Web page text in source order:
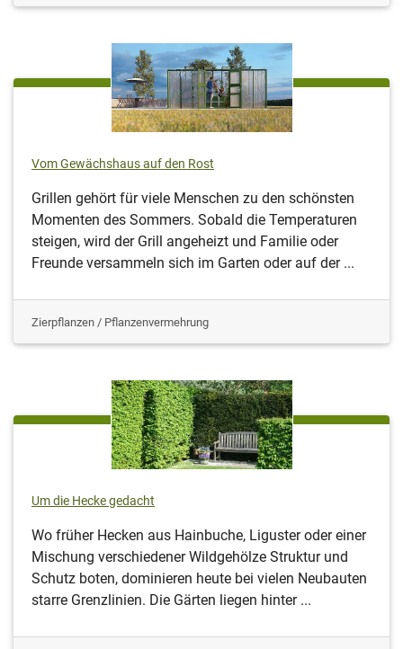
Vom Gewächshaus auf den Rost
Grillen gehört für viele Menschen zu den schönsten
Momenten des Sommers. Sobald die Temperaturen
steigen, wird der Grill angeheizt und Familie oder
Freunde versammeln sich im Garten oder auf der ...
Zierpflanzen / Pflanzenvermehrung
Um die Hecke gedacht
Wo früher Hecken aus Hainbuche, Liguster oder einer
Mischung verschiedener Wildgehölze Struktur und
Schutz boten, dominieren heute bei vielen Neubauten
starre Grenzlinien. Die Gärten liegen hinter ...